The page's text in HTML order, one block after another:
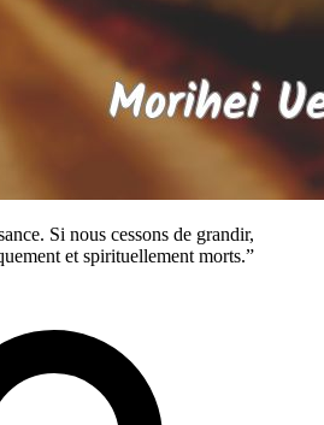
Si nous cessons de grandir,
et spirituellement morts.”